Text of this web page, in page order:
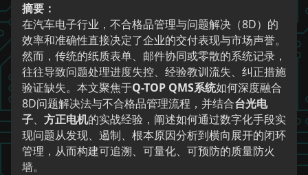
摘要：
在汽车电子行业，不合格品管理与问题解决（8D）的
效率和准确性直接决定了企业的交付表现与市场声誉。
然而，传统的纸质表单、邮件协同或零散的系统记录，
往往导致问题处理进度失控、经验教训流失、纠正措施
验证缺失。本文聚焦于Q-TOP QMS系统如何深度融合
8D问题解决法与不合格品管理流程，并结合台光电
子、 方正电机的实战经验，阐述如何通过数字化手段实
现问题从发现、遏制、根本原因分析到横向展开的闭环
管理，从而构建可追溯、可量化、可预防的质量防火
墙。